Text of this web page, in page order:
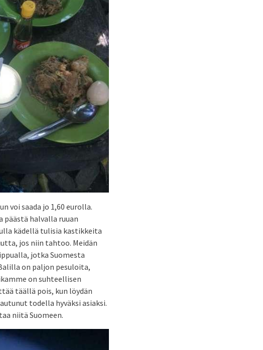
voi saada jo 1,60 eurolla.
halvalla ruuan
kädellä tulisia kastikkeita
jos niin tahtoo. Meidän
jotka Suomesta
on paljon pesuloita,
on suhteellisen
täällä pois, kun löydän
todella hyväksi asiaksi.
niitä Suomeen.